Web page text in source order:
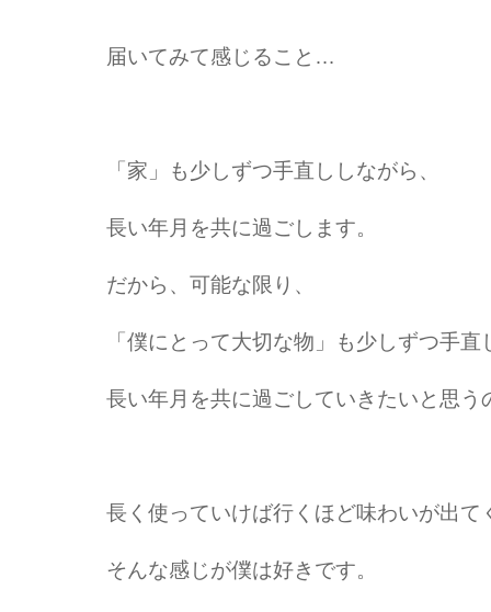
届いてみて感じること…
「家」も少しずつ手直ししながら、
長い年月を共に過ごします。
だから、可能な限り、
「僕にとって大切な物」も少しずつ手直
長い年月を共に過ごしていきたいと思う
長く使っていけば行くほど味わいが出て
そんな感じが僕は好きです。